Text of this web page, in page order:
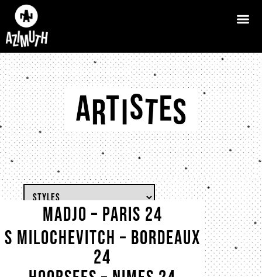
MADJO – PARIS 24
ANTTI PAALANEN – CAEN 24
S MILOCHEVITCH – BORDEAUX
24